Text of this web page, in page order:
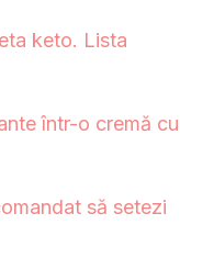
keto. Lista
într-o cremă cu
să setezi